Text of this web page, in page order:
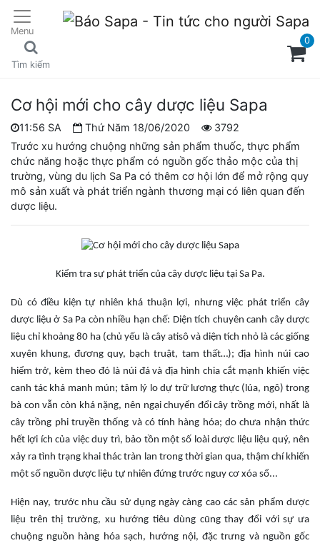
Menu
Tìm kiếm
0
Cơ hội mới cho cây dược liệu Sapa
11:56 SA Thứ Năm 18/06/2020
3792
Trước xu hướng chuộng những sản phẩm thuốc, thực phẩm
chức năng hoặc thực phẩm có nguồn gốc thảo mộc của thị
trường, vùng du lịch Sa Pa có thêm cơ hội lớn để mở rộng quy
mô sản xuất và phát triển ngành thương mại có liên quan đến
dược liệu.
Kiểm tra sự phát triển của cây dược liệu tại Sa Pa.
Dù có điều kiện tự nhiên khá thuận lợi, nhưng việc phát triển cây
dược liệu ở Sa Pa còn nhiều hạn chế: Diện tích chuyên canh cây dược
liệu chỉ khoảng 80 ha (chủ yếu là cây atisô và diện tích nhỏ là các giống
xuyên khung, đương quy, bạch truật, tam thất…); địa hình núi cao
hiểm trở, kèm theo đó là núi đá và địa hình chia cắt mạnh khiến việc
canh tác khá manh mún; tâm lý lo dự trữ lương thực (lúa, ngô) trong
bà con vẫn còn khá nặng, nên ngại chuyển đổi cây trồng mới, nhất là
cây trồng phi truyền thống và có tính hàng hóa; do chưa nhận thức
hết lợi ích của việc duy trì, bảo tồn một số loài dược liệu liệu quý, nên
xảy ra tình trạng khai thác tràn lan trong thời gian qua, thậm chí khiến
một số nguồn dược liệu tự nhiên đứng trước nguy cơ xóa sổ...
Hiện nay, trước nhu cầu sử dụng ngày càng cao các sản phẩm dược
liệu trên thị trường, xu hướng tiêu dùng cũng thay đổi với sự ưa
chuộng nguồn hàng hóa sạch, hướng nội, đặc trưng và nguồn gốc